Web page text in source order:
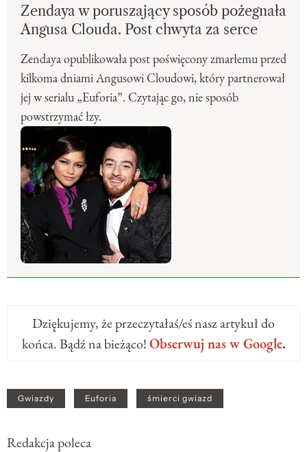
Zendaya w poruszający sposób pożegnała
Angusa Clouda. Post chwyta za serce
Zendaya opublikowała post poświęcony zmarłemu przed
kilkoma dniami Angusowi Cloudowi, który partnerował
jej w serialu „Euforia”. Czytając go, nie sposób
powstrzymać łzy.
Dziękujemy, że przeczytałaś/eś nasz artykuł do
końca. Bądź na bieżąco!Obserwuj nas w Google.
Gwiazdy Euforia śmierci gwiazd
Redakcja poleca